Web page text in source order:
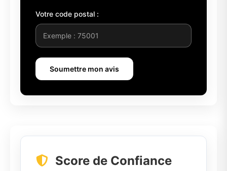
Votre code postal :
Soumettre mon avis
Score de Confiance